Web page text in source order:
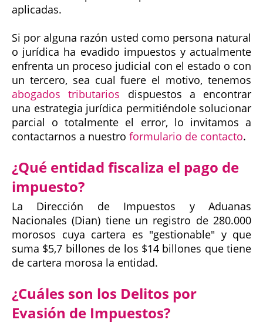
aplicadas.
Si por alguna razón usted como persona natural
o jurídica ha evadido impuestos y actualmente
enfrenta un proceso judicial con el estado o con
un tercero, sea cual fuere el motivo, tenemos
abogados tributarios dispuestos a encontrar
una estrategia jurídica permitiéndole solucionar
parcial o totalmente el error, lo invitamos a
contactarnos a nuestro formulario de contacto.
¿Qué entidad fiscaliza el pago de
impuesto?
La Dirección de Impuestos y Aduanas
Nacionales (Dian) tiene un registro de 280.000
morosos cuya cartera es "gestionable" y que
suma $5,7 billones de los $14 billones que tiene
de cartera morosa la entidad.
¿Cuáles son los Delitos por
Evasión de Impuestos?